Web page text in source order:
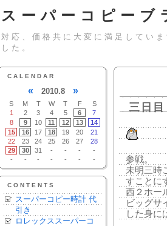
スーパーコピー
対応、価格共に大変に満足してい
した。
三日目
参戦。
未明三時
すことに
西２ホー
ビッグサ
した身に
CALENDAR
« 2010.8 »
S M T W T F
S
1
2 3 4 5 6
7
8
9 10 11 12 13
14
15
16 17 18 19 20
21
22
23 24 25 26 27
28
29
30 31 - - -
-
-
- - - - - -
CONTENTS
スーパーコピー時計 代
引き
ロレックススーパーコ